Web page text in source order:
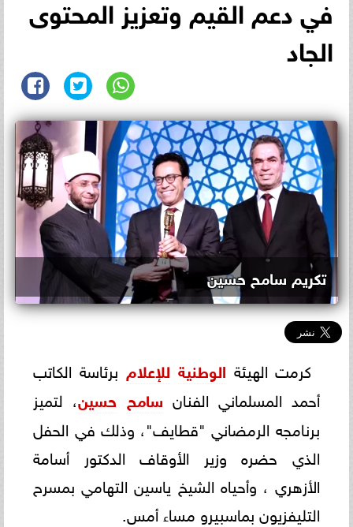
في دعم القيم وتعزيز المحتوى
الجاد
تكريم سامح حسين
كرمت الهيئة الوطنية للإعلام برئاسة الكاتب
أحمد المسلماني الفنان سامح حسين، لتميز
برنامجه الرمضاني "قطايف"، وذلك في الحفل
الذي حضره وزير الأوقاف الدكتور أسامة
الأزهري ، وأحياه الشيخ ياسين التهامي بمسرح
التليفزيون بماسبيرو مساء أمس.